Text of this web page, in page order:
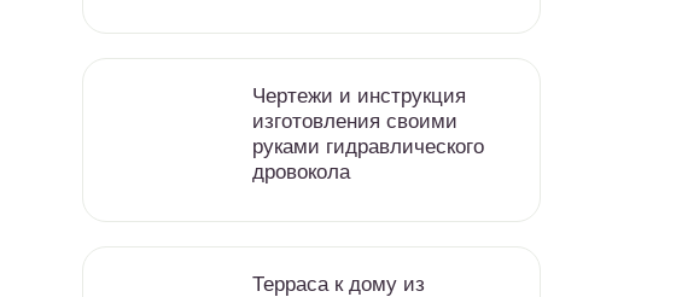
Чертежи и инструкция
изготовления своими
руками гидравлического
дровокола
Терраса к дому из